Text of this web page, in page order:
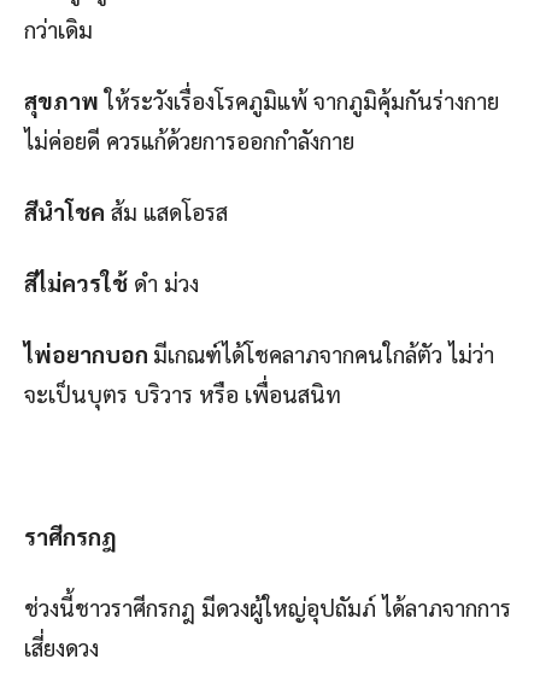
กว่าเดิม
สุขภาพ ให้ระวังเรื่องโรคภูมิแพ้ จากภูมิคุ้มกันร่างกาย
ไม่ค่อยดี ควรแก้ด้วยการออกกำลังกาย
สีนำโชค ส้ม แสดโอรส
สีไม่ควรใช้ ดำ ม่วง
ไพ่อยากบอก มีเกณฑ์ได้โชคลาภจากคนใกล้ตัว ไม่ว่า
จะเป็นบุตร บริวาร หรือ เพื่อนสนิท
ราศีกรกฎ
ช่วงนี้ชาวราศีกรกฎ มีดวงผู้ใหญ่อุปถัมภ์ ได้ลาภจากการ
เสี่ยงดวง